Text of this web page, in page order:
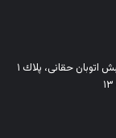
آدرس: تهران - خیابان میرداماد، خیابان مصدق جنوبی،نبش اتوبان حقانی، پلاك ١